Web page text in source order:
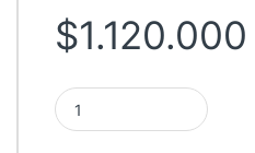
$1.120.000
Batería Litio Voltronic LIO II